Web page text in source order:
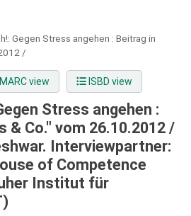
Gegen Stress angehen : Beitrag in
/
view ISBD view
Stress angehen :
& Co." vom 26.10.2012 /
Interviewpartner:
of Competence
Institut für